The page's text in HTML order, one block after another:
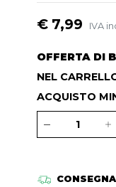
€ 7,99 IVA
OFFERTA DI
NEL
ACQUISTO
CONSEGNA